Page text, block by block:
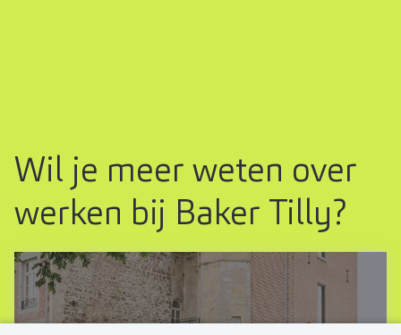
Wil je meer weten over
werken bij Baker Tilly?